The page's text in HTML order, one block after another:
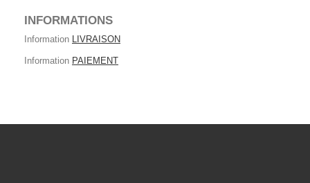
INFORMATIONS
Information LIVRAISON
Information PAIEMENT